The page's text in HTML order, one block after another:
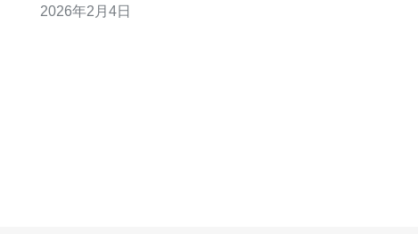
响。 为什么选择韩国服务器托管？ 选择韩国服务器托管的
2026年2月4日